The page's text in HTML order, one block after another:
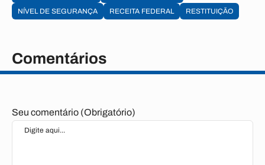
NÍVEL DE SEGURANÇA
RECEITA FEDERAL RESTITUIÇÃO
Comentários
Seu comentário (Obrigatório)